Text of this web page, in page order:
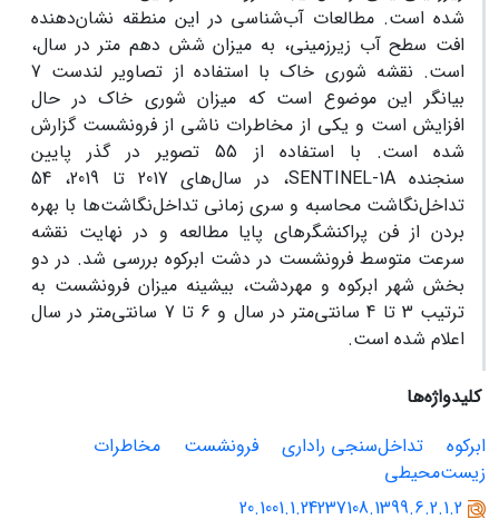
شده است. مطالعات آب‌‌شناسی در این منطقه نشان‌دهنده
افت سطح آب زیرزمینی، به میزان شش دهم متر در سال،
است. نقشه شوری خاک با استفاده از تصاویر لندست 7
بیانگر این موضوع است که میزان شوری خاک در حال
افزایش است و یکی از مخاطرات ناشی از فرونشست گزارش
شده است. با استفاده از 55 تصویر در گذر پایین
سنجنده SENTINEL-1A
، در سال‌های 2017 تا 2019، 54
تداخل‌نگاشت محاسبه و سری زمانی تداخل‌نگاشت‌ها با بهره
بردن از فن پراکنشگرهای پایا مطالعه و در نهایت نقشه
سرعت متوسط فرونشست در دشت ابرکوه بررسی شد. در دو
بخش شهر ابرکوه و مهردشت، بیشینه میزان فرونشست به
ترتیب 3 تا 4 سانتی‌متر در سال و 6 تا 7 سانتی‌متر در سال
اعلام شده است.
کلیدواژه‌ها
ابرکوه
تداخل‌سنجی راداری فرونشست
مخاطرات
زیست‌محیطی
20.1001.1.24237108.1399.6.2.1.2